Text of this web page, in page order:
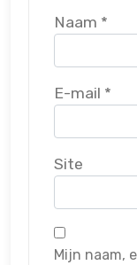
Naam *
E-mail *
Site
Mijn naam,